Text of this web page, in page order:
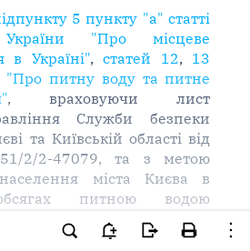
5 пункту "а" статті
"Про місцеве
в Україні",статей 12, 13
"Про питну воду та питне
, враховуючи лист
Служби безпеки
та Київській області від
2/2-47079, та з метою
міста Києва в
питною водою